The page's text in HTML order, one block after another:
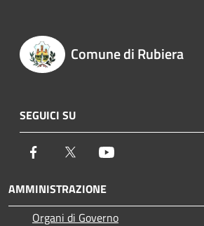
Comune di Rubiera
SEGUICI SU
Facebook Twitter
AMMINISTRAZIONE
Organi di Governo